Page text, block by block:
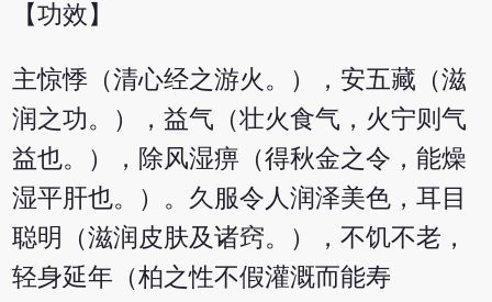
【功效】
主惊悸（清心经之游火。），安五藏（滋
润之功。），益气（壮火食气，火宁则气
益也。），除风湿痹（得秋金之令，能燥
湿平肝也。）。久服令人润泽美色，耳目
聪明（滋润皮肤及诸窍。），不饥不老，
轻身延年（柏之性不假灌溉而能寿